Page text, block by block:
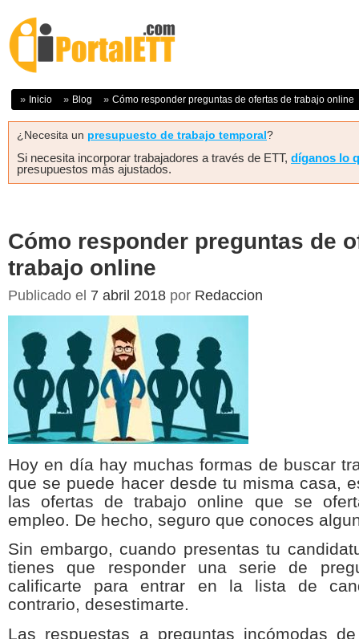
Inicio Blog Cómo responder preguntas de ofertas de trabajo online
¿Necesita un presupuesto de trabajo temporal ?
Si necesita incorporar trabajadores a través de ETT, díganos lo
presupuestos más ajustados.
Cómo responder preguntas de
trabajo online
Publicado el 7 abril 2018 por Redaccion
Hoy en día hay muchas formas de buscar
que se puede hacer desde tu misma casa,
las ofertas de trabajo online que se
empleo. De hecho, seguro que conoces
Sin embargo, cuando presentas tu
tienes que responder una serie de
calificarte para entrar en la lista de
contrario, desestimarte.
Las respuestas a preguntas incómodas